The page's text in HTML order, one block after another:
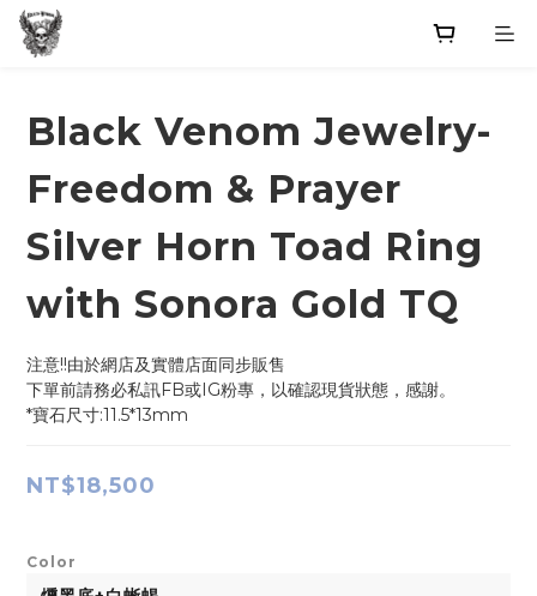
Black Venom Jewelry-
Freedom & Prayer
Silver Horn Toad Ring
with Sonora Gold TQ
注意!!由於網店及實體店面同步販售
下單前請務必私訊FB或IG粉專，以確認現貨狀態，感謝。
*寶石尺寸:11.5*13mm
NT$18,500
Color